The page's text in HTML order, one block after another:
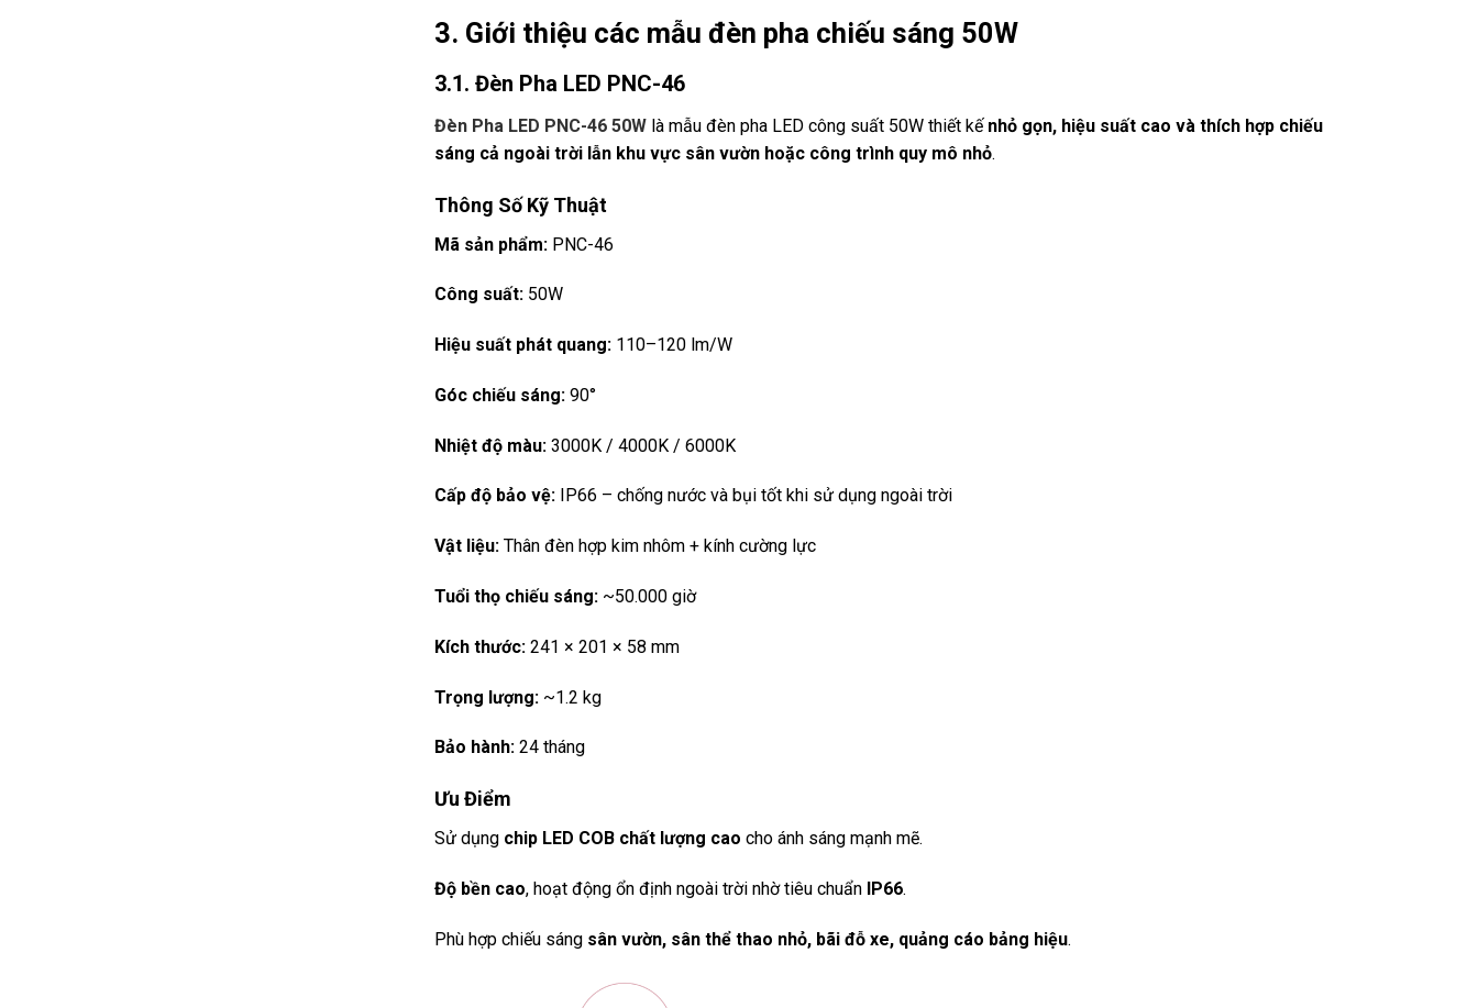
3. Giới thiệu các mẫu đèn pha chiếu sáng 50W
3.1. Đèn Pha LED PNC-46
Đèn Pha LED PNC-46 50Wlà mẫu đèn pha LED công suất 50W thiết kế nhỏ gọn, hiệu suất cao và thích hợp chiếu
sáng cả ngoài trời lẫn khu vực sân vườn hoặc công trình quy mô nhỏ.
Thông Số Kỹ Thuật
Mã sản phẩm:PNC-46
Công suất:50W
Hiệu suất phát quang:110–120 lm/W
Góc chiếu sáng:90°
Nhiệt độ màu:3000K / 4000K / 6000K
Cấp độ bảo vệ:IP66 – chống nước và bụi tốt khi sử dụng ngoài trời
Vật liệu:Thân đèn hợp kim nhôm + kính cường lực
Tuổi thọ chiếu sáng:~50.000 giờ
Kích thước:241 × 201 × 58 mm
Trọng lượng:~1.2 kg
Bảo hành:24 tháng
Ưu Điểm
Sử dụng chip LED COB chất lượng cao cho ánh sáng mạnh mẽ.
Độ bền cao, hoạt động ổn định ngoài trời nhờ tiêu chuẩn IP66.
Phù hợp chiếu sáng sân vườn, sân thể thao nhỏ, bãi đỗ xe, quảng cáo bảng hiệu.